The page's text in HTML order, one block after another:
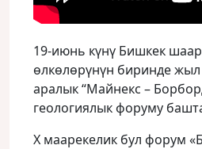
19-июнь күнү Бишкек
өлкөлөрүнүн биринде жыл
аралык “Майнекс –
геологиялык форуму
Х маарекелик бул форум